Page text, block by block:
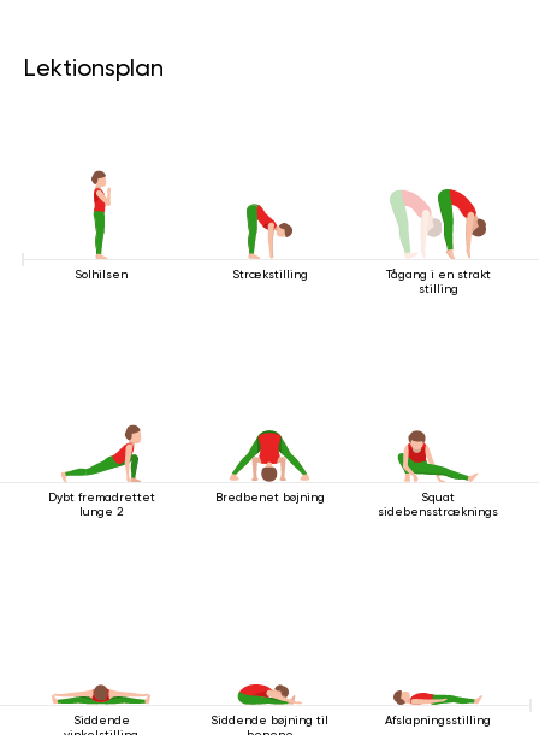
Lektionsplan
Solhilsen Strækstilling
Tågang i en strakt
stilling
Dybt fremadrettet
lunge 2
Bredbenet bøjning
Squat
sidebensstrækningsstilling
Siddende
Siddende bøjning til
Afslapningsstilling